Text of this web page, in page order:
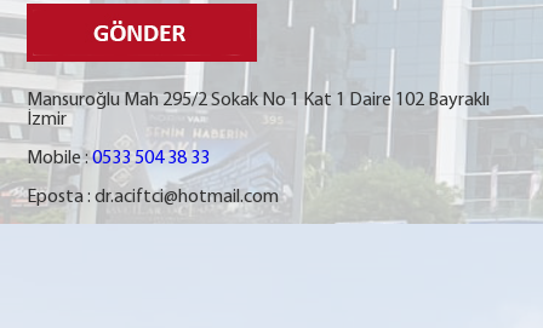
Mansuroğlu Mah 295/2 Sokak No 1 Kat 1 Daire 102 Bayraklı
İzmir
Mobile :0533 504 38 33
Eposta :dr.aciftci@hotmail.com